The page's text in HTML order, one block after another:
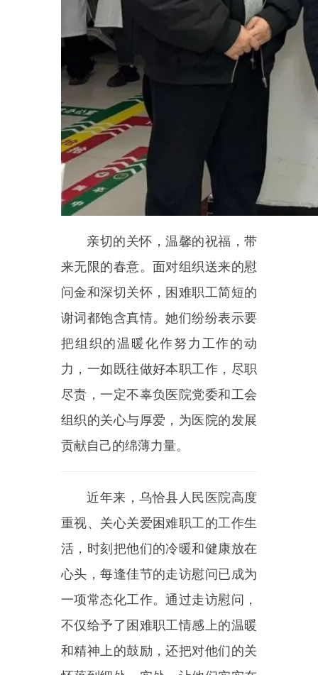
问金和深切关怀，困难职工简短的
谢词都饱含真情。她们纷纷表示要
把组织的温暖化作努力工作的动
力，一如既往做好本职工作，尽职
尽责，一定不辜负医院党委和工会
组织的关心与厚爱，为医院的发展
贡献自己的绵薄力量。
近年来，乌恰县人民医院高度
重视、关心关爱困难职工的工作生
一项常态化工作。通过走访慰问，
不仅给予了困难职工情感上的温暖
和精神上的鼓励，还把对他们的关
怀落到细处、实处，让他们实实在
在感受到“大家庭”的关怀与温暖。
主办：新疆乌恰县人民政府办公室
承办：新疆乌恰县政务服务
政府网站标识码：6530240001新公网安备65302402000101号
地 址：新疆克州乌恰县光明路1号联系电话：0908-4621030